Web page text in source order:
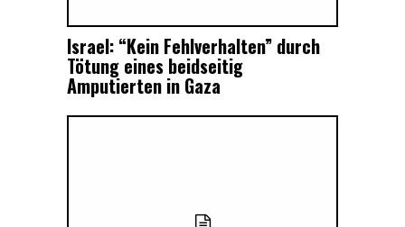
Israel: “Kein Fehlverhalten” durch
Tötung eines beidseitig
Amputierten in Gaza